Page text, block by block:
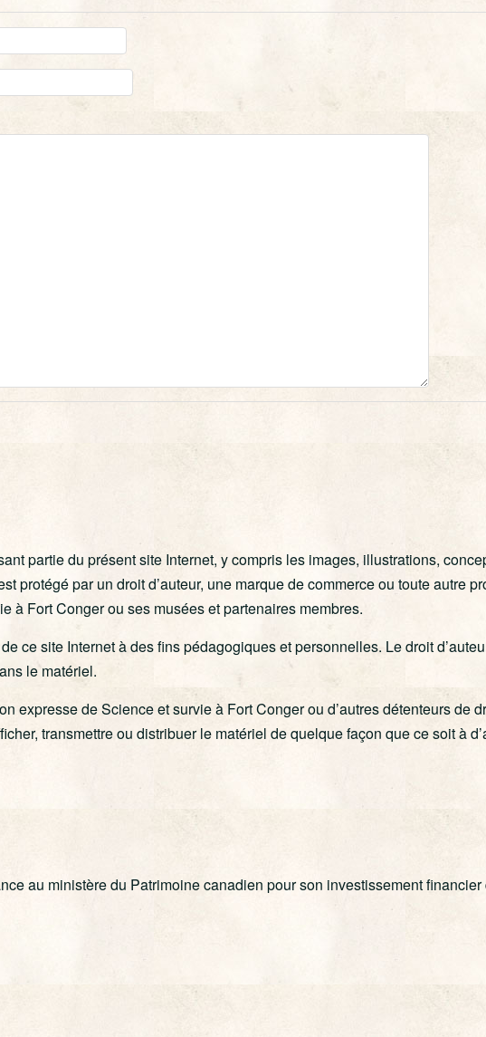
partie du présent site Internet, y compris les images, illustrations,
protégé par un droit d’auteur, une marque de commerce ou toute autre
à Fort Conger ou ses musées et partenaires membres.
ce site Internet à des fins pédagogiques et personnelles. Le droit
le matériel.
expresse de Science et survie à Fort Conger ou d’autres détenteurs de
transmettre ou distribuer le matériel de quelque façon que ce soit à
au ministère du Patrimoine canadien pour son investissement